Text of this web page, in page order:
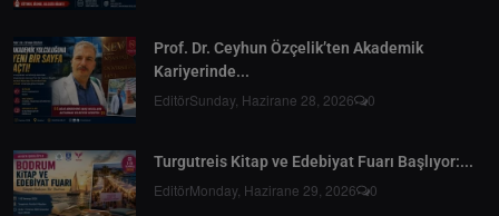
Prof. Dr. Ceyhun Özçelik’ten Akademik
Kariyerinde...
EditörSunday, Hazirane 28, 2026 0
Turgutreis Kitap ve Edebiyat Fuarı Başlıyor:...
EditörMonday, Hazirane 29, 2026 0